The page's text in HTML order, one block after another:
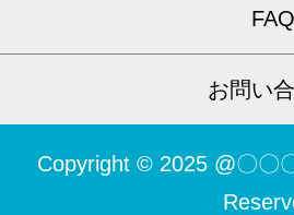
FAQ
お問い
Copyright © 2025 @〇〇